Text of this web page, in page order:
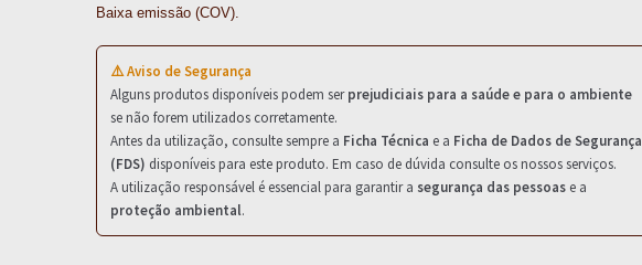
Baixa emissão (COV).
⚠️ Aviso de Segurança
Alguns produtos disponíveis podem serprejudiciais para a saúde e para o ambiente
se não forem utilizados corretamente.
Antes da utilização, consulte sempre a Ficha Técnica e a Ficha de Dados de Segurança
(FDS) disponíveis para este produto. Em caso de dúvida consulte os nossos serviços.
A utilização responsável é essencial para garantir a segurança das pessoase a
proteção ambiental.